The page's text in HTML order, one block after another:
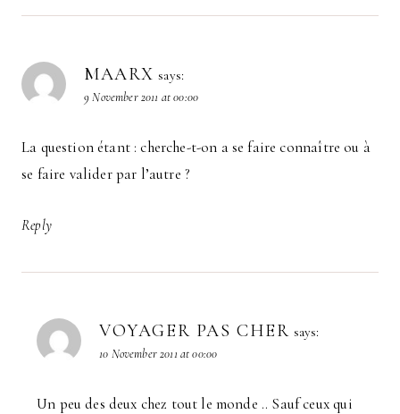
MAARX says:
9 November 2011 at 00:00
La question étant : cherche-t-on a se faire connaître ou à
se faire valider par l’autre ?
Reply
VOYAGER PAS CHER says:
10 November 2011 at 00:00
Un peu des deux chez tout le monde .. Sauf ceux qui